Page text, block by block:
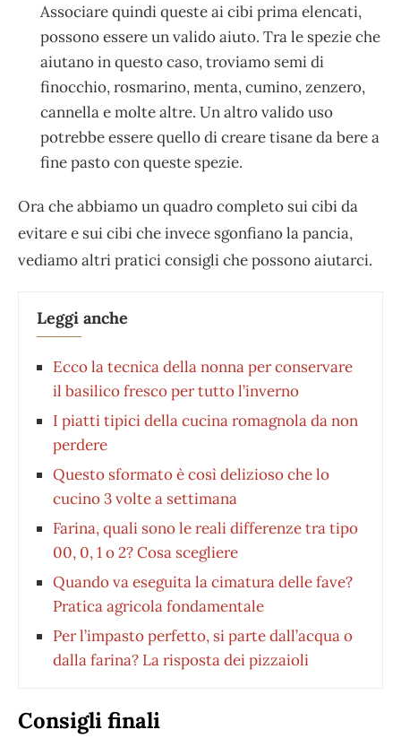
Associare quindi queste ai cibi prima elencati,
possono essere un valido aiuto. Tra le spezie che
aiutano in questo caso, troviamo semi di
finocchio, rosmarino, menta, cumino, zenzero,
cannella e molte altre. Un altro valido uso
potrebbe essere quello di creare tisane da bere a
fine pasto con queste spezie.
Ora che abbiamo un quadro completo sui cibi da
evitare e sui cibi che invece sgonfiano la pancia,
vediamo altri pratici consigli che possono aiutarci.
Leggi anche
Ecco la tecnica della nonna per conservare
il basilico fresco per tutto l’inverno
I piatti tipici della cucina romagnola da non
perdere
Questo sformato è così delizioso che lo
cucino 3 volte a settimana
Farina, quali sono le reali differenze tra tipo
00, 0, 1 o 2? Cosa scegliere
Quando va eseguita la cimatura delle fave?
Pratica agricola fondamentale
Per l’impasto perfetto, si parte dall’acqua o
dalla farina? La risposta dei pizzaioli
Consigli finali